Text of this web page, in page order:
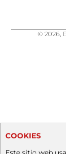
© 2026,
COOKIES